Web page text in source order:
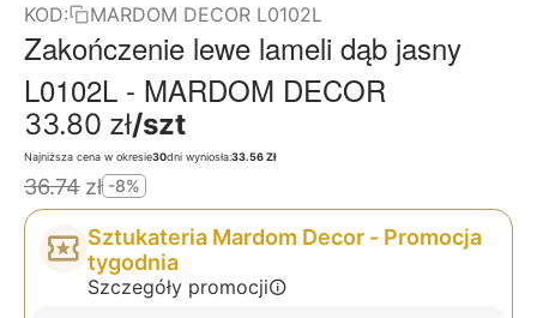
KOD: MARDOM DECOR L0102L
Zakończenie lewe lameli dąb jasny
L0102L - MARDOM DECOR
33.80 zł/szt
Najniższa cena w okresie30dni wyniosła:33.56 Zł
36.74 zł -8%
Sztukateria Mardom Decor - Promocja
tygodnia
Szczegóły promocji